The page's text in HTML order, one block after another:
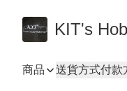
KIT's
商品 送貨方式付款